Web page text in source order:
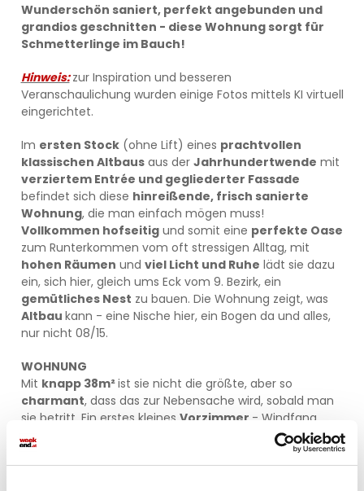
Wunderschön saniert, perfekt angebunden und
grandios geschnitten - diese Wohnung sorgt für
Schmetterlinge im Bauch!
Hinweis: zur Inspiration und besseren
Veranschaulichung wurden einige Fotos mittels KI virtuell
eingerichtet.
Im ersten Stock(ohne Lift) eines prachtvollen
klassischen Altbausaus der Jahrhundertwende mit
verziertem Entrée und gegliederter Fassade
befindet sich diese hinreißende, frisch sanierte
Wohnung, die man einfach mögen muss!
Vollkommen hofseitigund somit eine perfekte Oase
zum Runterkommen vom oft stressigen Alltag, mit
hohen Räumen und viel Licht und Ruhe lädt sie dazu
ein, sich hier, gleich ums Eck vom 9. Bezirk, ein
gemütliches Nest zu bauen. Die Wohnung zeigt, was
Altbau kann - eine Nische hier, ein Bogen da und alles,
nur nicht 08/15.
WOHNUNG
Mit knapp 38m²ist sie nicht die größte, aber so
charmant, dass das zur Nebensache wird, sobald man
sie betritt. Ein erstes kleines Vorzimmer - Windfang
genannt - bietet sich als Garderobe an. Der folgende
Vorraum
nutzen. Von hier
kommt man auch gleich inskomfortable